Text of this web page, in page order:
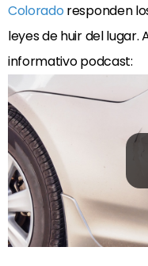
Colorado responden
leyes de huir del lugar.
informativo podcast: